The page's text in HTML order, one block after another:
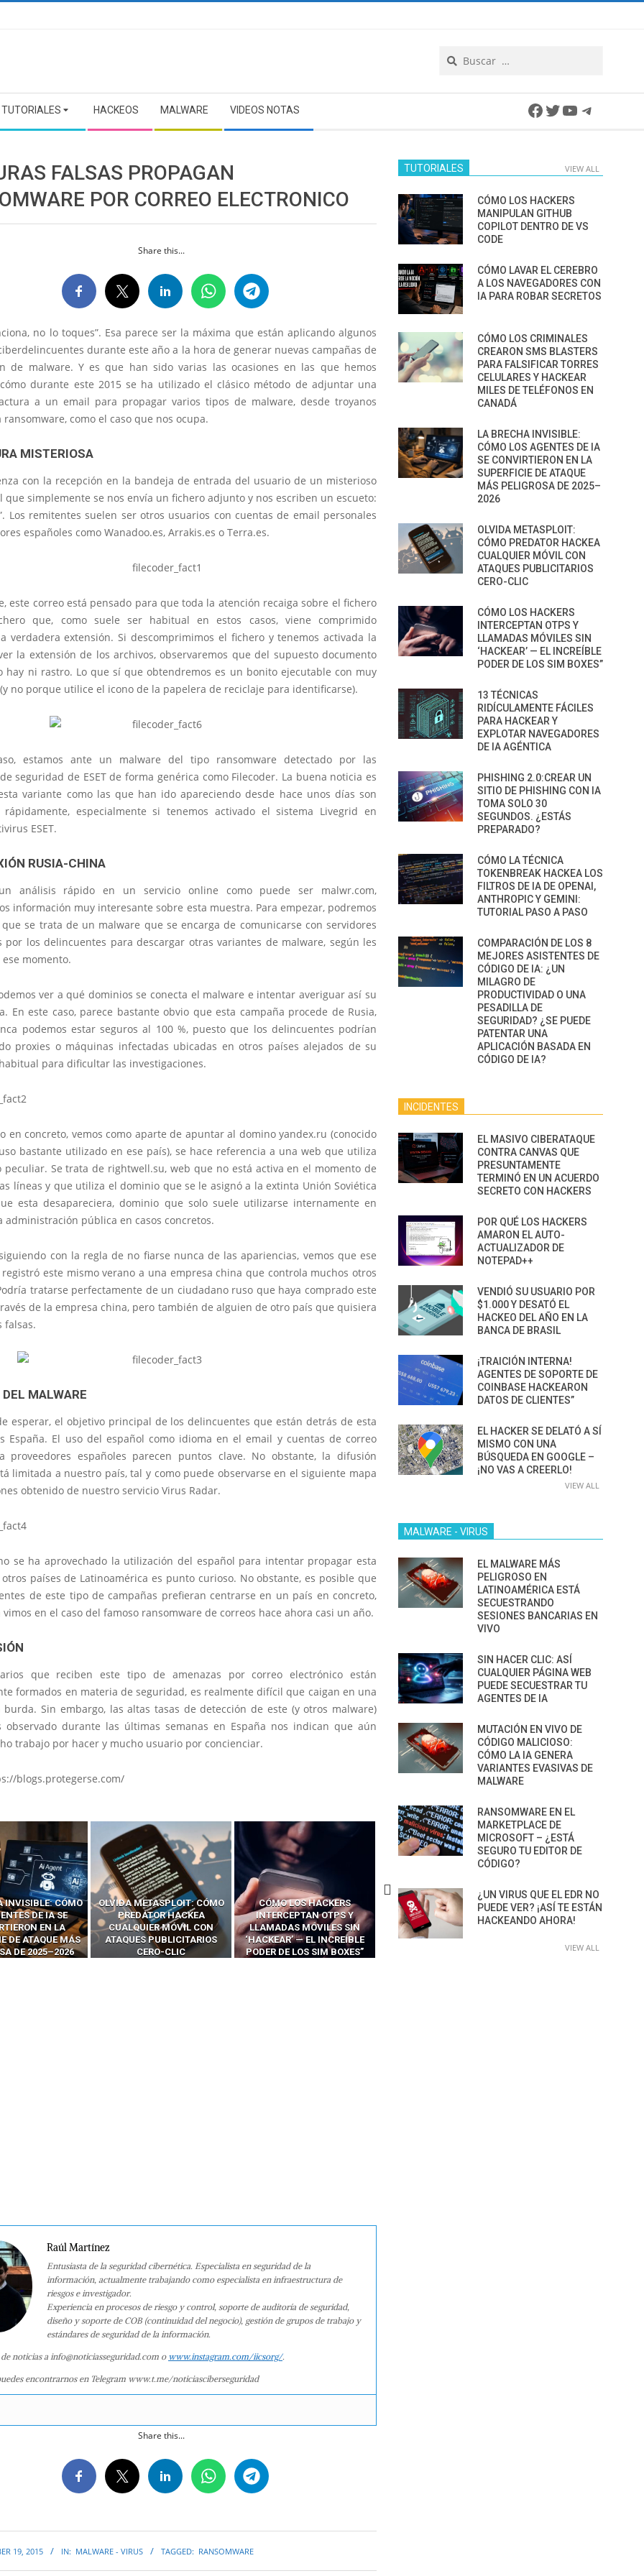
TUTORIALES HACKEOS MALWARE VIDEOS NOTAS Facebook
Twitter
YouTube
FALSAS PROPAGAN
POR CORREO ELECTRONICO
Share this...
no lo toques”. Esa parece ser la máxima que están aplicando algunos
durante este año a la hora de generar nuevas campañas de
de malware. Y es que han sido varias las ocasiones en las que hemos
durante este 2015 se ha utilizado el clásico método de adjuntar una
a un email para propagar varios tipos de malware, desde troyanos
ransomware, como el caso que nos ocupa.
MISTERIOSA
con la recepción en la bandeja de entrada del usuario de un misterioso
que simplemente se nos envía un fichero adjunto y nos escriben un escueto:
Los remitentes suelen ser otros usuarios con cuentas de email personales
españoles como Wanadoo.es, Arrakis.es o Terra.es.
este correo está pensado para que toda la atención recaiga sobre el fichero
que, como suele ser habitual en estos casos, viene comprimido
verdadera extensión. Si descomprimimos el fichero y tenemos activada la
la extensión de los archivos, observaremos que del supuesto documento
hay ni rastro. Lo que sí que obtendremos es un bonito ejecutable con muy
no porque utilice el icono de la papelera de reciclaje para identificarse).
estamos ante un malware del tipo ransomware detectado por las
seguridad de ESET de forma genérica como Filecoder. La buena noticia es
variante como las que han ido apareciendo desde hace unos días son
rápidamente, especialmente si tenemos activado el sistema Livegrid en
ESET.
RUSIA-CHINA
análisis rápido en un servicio online como puede ser malwr.com,
información muy interesante sobre esta muestra. Para empezar, podremos
se trata de un malware que se encarga de comunicarse con servidores
por los delincuentes para descargar otras variantes de malware, según les
momento.
ver a qué dominios se conecta el malware e intentar averiguar así su
En este caso, parece bastante obvio que esta campaña procede de Rusia,
podemos estar seguros al 100 %, puesto que los delincuentes podrían
proxies o máquinas infectadas ubicadas en otros países alejados de su
para dificultar las investigaciones.
en concreto, vemos como aparte de apuntar al domino yandex.ru (conocido
bastante utilizado en ese país), se hace referencia a una web que utiliza
peculiar. Se trata de rightwell.su, web que no está activa en el momento de
líneas y que utiliza el dominio que se le asignó a la extinta Unión Soviética
esta desapareciera, dominio que solo suele utilizarse internamente en
administración pública en casos concretos.
con la regla de no fiarse nunca de las apariencias, vemos que ese
este mismo verano a una empresa china que controla muchos otros
tratarse perfectamente de un ciudadano ruso que haya comprado este
de la empresa china, pero también de alguien de otro país que quisiera
falsas.
MALWARE
esperar, el objetivo principal de los delincuentes que están detrás de esta
España. El uso del español como idioma en el email y cuentas de correo
proveedores españoles parecen puntos clave. No obstante, la difusión
limitada a nuestro país, tal y como puede observarse en el siguiente mapa
obtenido de nuestro servicio Virus Radar.
se ha aprovechado la utilización del español para intentar propagar esta
países de Latinoamérica es punto curioso. No obstante, es posible que
de este tipo de campañas prefieran centrarse en un país en concreto,
vimos en el caso del famoso ransomware de correos hace ahora casi un año.
que reciben este tipo de amenazas por correo electrónico están
formados en materia de seguridad, es realmente difícil que caigan en una
Sin embargo, las altas tasas de detección de este (y otros malware)
observado durante las últimas semanas en España nos indican que aún
trabajo por hacer y mucho usuario por concienciar.
blogs.protegerse.com/
CÓMO
HACKEA
MÓVIL CON
PUBLICITARIOS
CLIC
CÓMO LOS HACKERS
INTERCEPTAN OTPS Y
LLAMADAS MÓVILES SIN
‘HACKEAR’ — EL INCREÍBLE
PODER DE LOS SIM BOXES”
13 TÉCNICAS
RIDÍCULAMENTE FÁCILES
PARA HACKEAR Y EXPLOTAR
NAVEGADORES DE IA
AGÉNTICA
CÓMO LOS HACKERS
MANIPULAN GITHUB
COPILOT DENTRO DE VS CODE
CÓMO LAVAR EL
LOS NAVEGADORES CON
PARA ROBAR
Raúl Martínez
Entusiasta de la seguridad cibernética. Especialista en seguridad de la
información, actualmente trabajando como especialista en infraestructura de
riesgos e investigador.
Experiencia en procesos de riesgo y control, soporte de auditoría de seguridad,
diseño y soporte de COB (continuidad del negocio), gestión de grupos de trabajo y
estándares de seguridad de la información.
noticias a info@noticiasseguridad.com o www.instagram.com/iicsorg/.
encontrarnos en Telegram www.t.me/noticiasciberseguridad
Share this...
19, 2015 IN: MALWARE - VIRUS TAGGED: RANSOMWARE
TUTORIALES VIEW ALL
CÓMO LOS HACKERS
MANIPULAN GITHUB
COPILOT DENTRO DE VS
CODE
CÓMO LAVAR EL CEREBRO
A LOS NAVEGADORES CON
IA PARA ROBAR SECRETOS
CÓMO LOS CRIMINALES
CREARON SMS BLASTERS
PARA FALSIFICAR TORRES
CELULARES Y HACKEAR
MILES DE TELÉFONOS EN
CANADÁ
LA BRECHA INVISIBLE:
CÓMO LOS AGENTES DE IA
SE CONVIRTIERON EN LA
SUPERFICIE DE ATAQUE
MÁS PELIGROSA DE 2025–
2026
OLVIDA METASPLOIT:
CÓMO PREDATOR HACKEA
CUALQUIER MÓVIL CON
ATAQUES PUBLICITARIOS
CERO-CLIC
CÓMO LOS HACKERS
INTERCEPTAN OTPS Y
LLAMADAS MÓVILES SIN
‘HACKEAR’ — EL INCREÍBLE
PODER DE LOS SIM BOXES”
13 TÉCNICAS
RIDÍCULAMENTE FÁCILES
PARA HACKEAR Y
EXPLOTAR NAVEGADORES
DE IA AGÉNTICA
PHISHING 2.0:CREAR UN
SITIO DE PHISHING CON IA
TOMA SOLO 30
SEGUNDOS. ¿ESTÁS
PREPARADO?
CÓMO LA TÉCNICA
TOKENBREAK HACKEA LOS
FILTROS DE IA DE OPENAI,
ANTHROPIC Y GEMINI:
TUTORIAL PASO A PASO
COMPARACIÓN DE LOS 8
MEJORES ASISTENTES DE
CÓDIGO DE IA: ¿UN
MILAGRO DE
PRODUCTIVIDAD O UNA
PESADILLA DE
SEGURIDAD? ¿SE PUEDE
PATENTAR UNA
APLICACIÓN BASADA EN
CÓDIGO DE IA?
INCIDENTES
EL MASIVO CIBERATAQUE
CONTRA CANVAS QUE
PRESUNTAMENTE
TERMINÓ EN UN ACUERDO
SECRETO CON HACKERS
POR QUÉ LOS HACKERS
AMARON EL AUTO-
ACTUALIZADOR DE
NOTEPAD++
VENDIÓ SU USUARIO POR
$1.000 Y DESATÓ EL
HACKEO DEL AÑO EN LA
BANCA DE BRASIL
¡TRAICIÓN INTERNA!
AGENTES DE SOPORTE DE
COINBASE HACKEARON
DATOS DE CLIENTES”
EL HACKER SE DELATÓ A SÍ
MISMO CON UNA
BÚSQUEDA EN GOOGLE –
¡NO VAS A CREERLO!
VIEW ALL
MALWARE - VIRUS
EL MALWARE MÁS
PELIGROSO EN
LATINOAMÉRICA ESTÁ
SECUESTRANDO
SESIONES BANCARIAS EN
VIVO
SIN HACER CLIC: ASÍ
CUALQUIER PÁGINA WEB
PUEDE SECUESTRAR TU
AGENTES DE IA
MUTACIÓN EN VIVO DE
CÓDIGO MALICIOSO:
CÓMO LA IA GENERA
VARIANTES EVASIVAS DE
MALWARE
RANSOMWARE EN EL
MARKETPLACE DE
MICROSOFT – ¿ESTÁ
SEGURO TU EDITOR DE
CÓDIGO?
¿UN VIRUS QUE EL EDR NO
PUEDE VER? ¡ASÍ TE ESTÁN
HACKEANDO AHORA!
VIEW ALL